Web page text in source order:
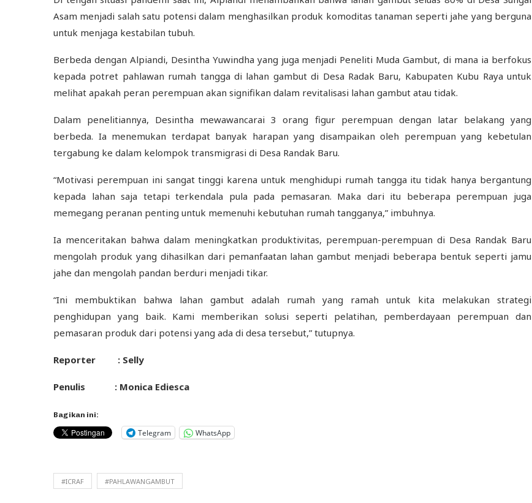
Asam menjadi salah satu potensi dalam menghasilkan produk komoditas tanaman seperti jahe yang berguna
untuk menjaga kestabilan tubuh.
Berbeda dengan Alpiandi, Desintha Yuwindha yang juga menjadi Peneliti Muda Gambut, di mana ia berfokus
kepada potret pahlawan rumah tangga di lahan gambut di Desa Radak Baru, Kabupaten Kubu Raya untuk
melihat apakah peran perempuan akan signifikan dalam revitalisasi lahan gambut atau tidak.
Dalam penelitiannya, Desintha mewawancarai 3 orang figur perempuan dengan latar belakang yang
berbeda. Ia menemukan terdapat banyak harapan yang disampaikan oleh perempuan yang kebetulan
tergabung ke dalam kelompok transmigrasi di Desa Randak Baru.
“Motivasi perempuan ini sangat tinggi karena untuk menghidupi rumah tangga itu tidak hanya bergantung
kepada lahan saja tetapi terkendala pula pada pemasaran. Maka dari itu beberapa perempuan juga
memegang peranan penting untuk memenuhi kebutuhan rumah tangganya,” imbuhnya.
Ia menceritakan bahwa dalam meningkatkan produktivitas, perempuan-perempuan di Desa Randak Baru
mengolah produk yang dihasilkan dari pemanfaatan lahan gambut menjadi beberapa bentuk seperti jamu
jahe dan mengolah pandan berduri menjadi tikar.
“Ini membuktikan bahwa lahan gambut adalah rumah yang ramah untuk kita melakukan strategi
penghidupan yang baik. Kami memberikan solusi seperti pelatihan, pemberdayaan perempuan dan
pemasaran produk dari potensi yang ada di desa tersebut,” tutupnya.
Reporter : Selly
Penulis : Monica Ediesca
Bagikan ini:
Telegram WhatsApp
#ICRAF #PAHLAWANGAMBUT